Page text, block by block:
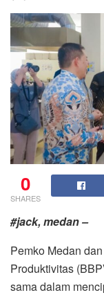
0
SHARES
#jack, medan –
Pemko Medan
Produktivitas
sama dalam